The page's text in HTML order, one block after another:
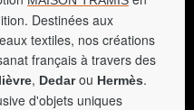
Destinées aux
textiles, nos créations
français à travers des
, Dedarou Hermès.
d'objets uniques